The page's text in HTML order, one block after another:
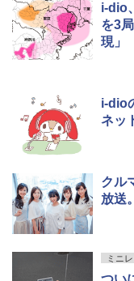
i-dio
を3
現」
i-dio
ネッ
クル
放送
ミニ